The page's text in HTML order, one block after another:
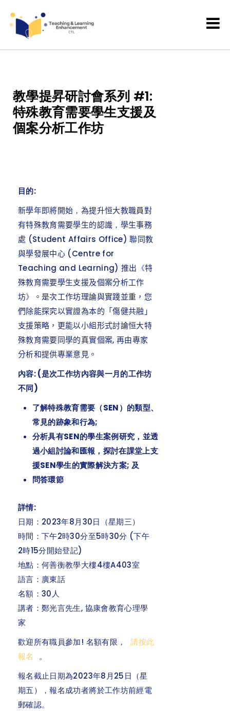
Teaching and Learning
教學提昇研討會系列 #1:
特殊教育需要學生支援及
個案分析工作坊
目的:
新學年即將開始 ， 為提升恒大教職員對
有特殊教育需要學生的認識 ， 學生事務
處 (Student Affairs Office) 聯同教
與學發展中心 (Centre for
Teaching and Learning) 推出 《特
殊教育需要學生支援及個案分析工作
坊》 。是次工作坊理論與實踐並重， 您
們除能探究以實證為本的「傷健共融」
支援策略，更能以小組形式討論恒大特
殊教育需要同學的真實個案, 再由專家
分析和提供專業意見。
內容: (是次工作坊內容與一月的工作坊
不同)
了解特殊教育需要（SEN）的類型、
常見的跡象和行為;
分析具有SEN的學生案例研究，並透
過小組討論和匯報，探討在課堂上支
援SEN學生的實際解決方案; 及
問答環節
詳情:
日期：2023年8月30日（星期三）
時間：下午2時30分至5時30分 (下午
2時15分開始登記)
地點：何善衡教學大樓4樓A403室
語言：廣東話
名額：30人
講者：鄭光言先生, 協康會教育心理學
家
歡迎所有職員參加! 名額有限，
請按此
報名
。
報名截止日期為2023年8月25日（星
期五），報名成功者將於工作坊前經電
郵確認。